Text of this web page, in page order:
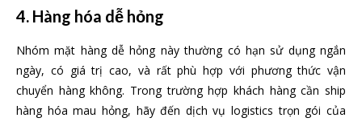
4. Hàng hóa dễ hỏng
Nhóm mặt hàng dễ hỏng này thường có hạn sử dụng ngắn
ngày, có giá trị cao, và rất phù hợp với phương thức vận
chuyển hàng không. Trong trường hợp khách hàng cần ship
hàng hóa mau hỏng, hãy đến dịch vụ logistics trọn gói của